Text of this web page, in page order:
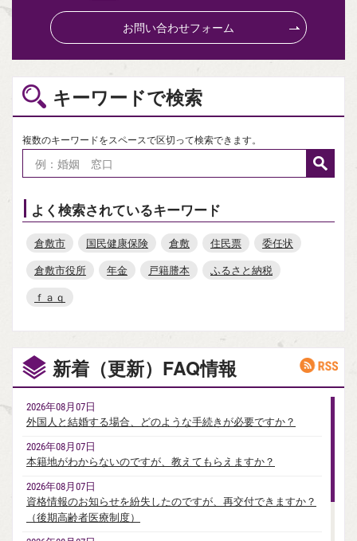
キーワードで検索
複数のキーワードをスペースで区切って検索できます。
よく検索されているキーワード
倉敷市 国民健康保険 倉敷 住民票
委任状
倉敷市役所
年金 戸籍謄本
ふるさと納税
ｆａｑ
新着（更新）FAQ情報
2026年08月07日
外国人と結婚する場合、どのような手続きが必要ですか？
2026年08月07日
本籍地がわからないのですが、教えてもらえますか？
2026年08月07日
資格情報のお知らせを紛失したのですが、再交付できますか？
（後期高齢者医療制度）
お問い合わせフォーム